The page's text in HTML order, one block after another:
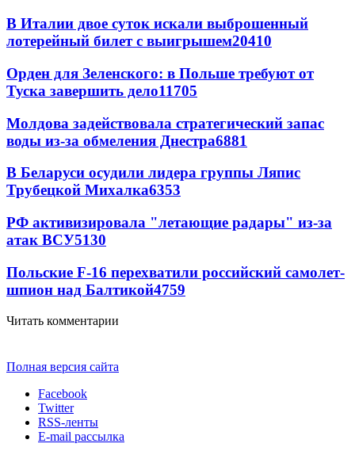
В Италии двое суток искали выброшенный
лотерейный билет с выигрышем20410
Орден для Зеленского: в Польше требуют от
Туска завершить дело11705
Молдова задействовала стратегический запас
воды из-за обмеления Днестра6881
В Беларуси осудили лидера группы Ляпис
Трубецкой Михалка6353
РФ активизировала "летающие радары" из-за
атак ВСУ5130
Польские F-16 перехватили российский самолет-
шпион над Балтикой4759
Читать комментарии
Полная версия сайта
Facebook
Twitter
RSS-ленты
E-mail рассылка